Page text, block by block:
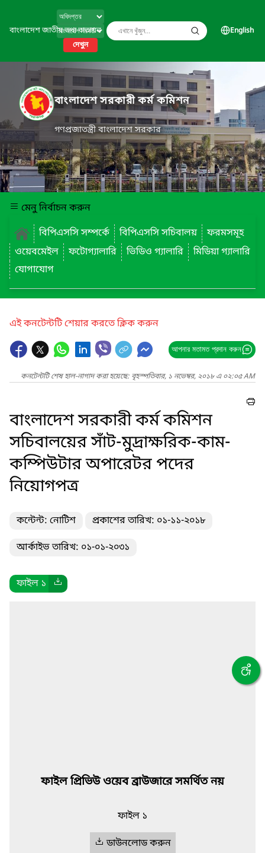
বাংলাদেশ জাতীয় তথ্য বাতায়ন
দেখুন
English
বাংলাদেশ সরকারী কর্ম কমিশন
গণপ্রজাতন্ত্রী বাংলাদেশ সরকার
মেনু নির্বাচন করুন
বিপিএসসি সম্পর্কে
বিপিএসসি সচিবালয়
ফরমসমূহ
ওয়েবমেইল
ফটোগ্যালারি ভিডিও গ্যালারি
মিডিয়া গ্যালারি
যোগাযোগ
এই কনটেন্টটি শেয়ার করতে ক্লিক করুন
আপনার মতামত প্রদান করুন
কনটেন্টটি শেষ হাল-নাগাদ করা হয়েছে: বৃহস্পতিবার, ১ নভেম্বর, ২০১৮ এ ০২:০৫ AM
বাংলাদেশ সরকারী কর্ম কমিশন
সচিবালয়ের সাঁট-মুদ্রাক্ষরিক-কাম-
কম্পিউটার অপারেটর পদের
নিয়োগপত্র
কন্টেন্ট: নোটিশ প্রকাশের তারিখ: ০১-১১-২০১৮
আর্কাইভ তারিখ: ০১-০১-২০৩১
ফাইল ১
ফাইল প্রিভিউ ওয়েব ব্রাউজারে সমর্থিত নয়
ফাইল ১
ডাউনলোড করুন